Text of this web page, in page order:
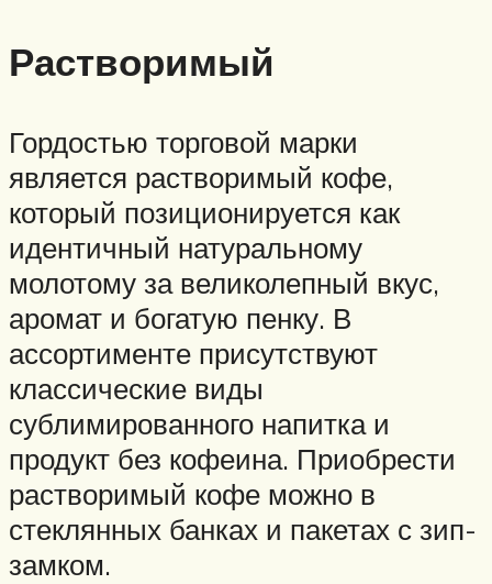
Растворимый
Гордостью торговой марки
является растворимый кофе,
который позиционируется как
идентичный натуральному
молотому за великолепный вкус,
аромат и богатую пенку. В
ассортименте присутствуют
классические виды
сублимированного напитка и
продукт без кофеина. Приобрести
растворимый кофе можно в
стеклянных банках и пакетах с зип-
замком.